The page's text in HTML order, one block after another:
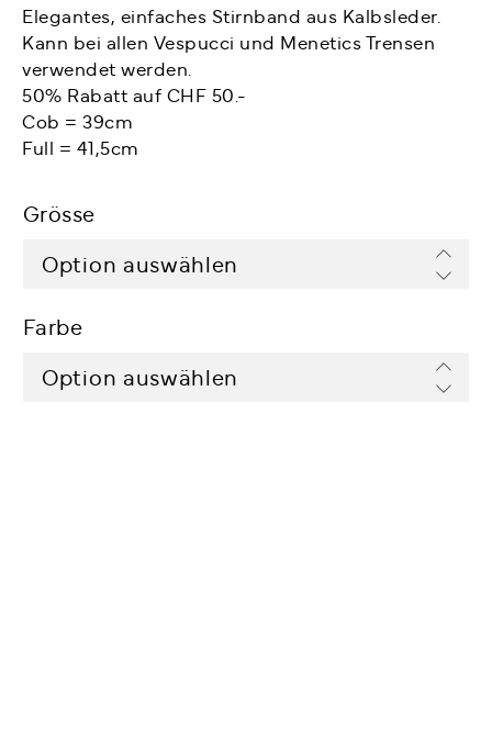
Elegantes, einfaches Stirnband aus Kalbsleder.
Kann bei allen Vespucci und Menetics Trensen
verwendet werden.
50% Rabatt auf CHF 50.-
Cob = 39cm
Full = 41,5cm
Grösse
Farbe